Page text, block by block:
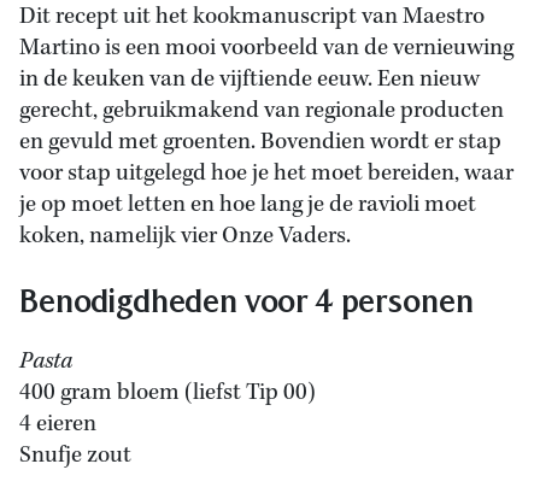
Dit recept uit het kookmanuscript van Maestro
Martino is een mooi voorbeeld van de vernieuwing
in de keuken van de vijftiende eeuw. Een nieuw
gerecht, gebruikmakend van regionale producten
en gevuld met groenten. Bovendien wordt er stap
voor stap uitgelegd hoe je het moet bereiden, waar
je op moet letten en hoe lang je de ravioli moet
koken, namelijk vier Onze Vaders.
Benodigdheden voor 4 personen
Pasta
400 gram bloem (liefst Tip 00)
4 eieren
Snufje zout